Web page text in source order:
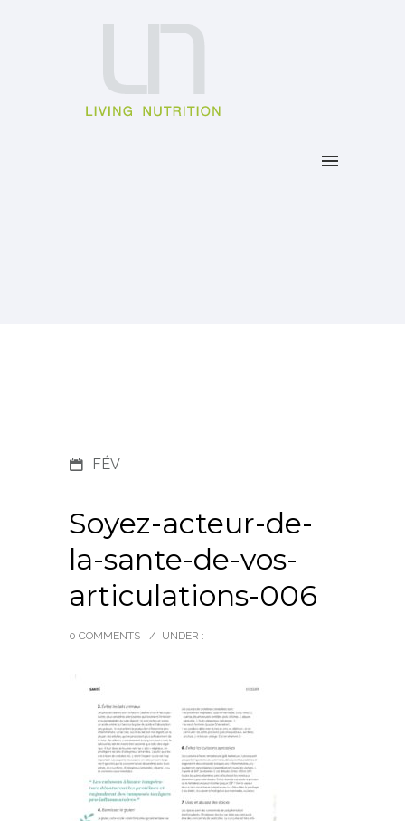
FÉV
Soyez-acteur-de-
la-sante-de-vos-
articulations-006
0 COMMENTS / UNDER :